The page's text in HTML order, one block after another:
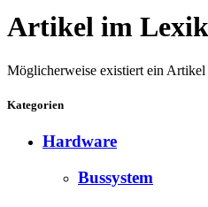
Artikel im
Möglicherweise existiert ein Artikel
Kategorien
Hardware
Bussystem